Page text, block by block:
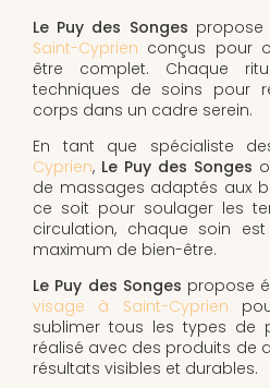
Le Puy des Songes propose
Saint-Cyprien conçus pour
être complet. Chaque
techniques de soins pour
corps dans un cadre serein.
En tant que spécialiste
Cyprien, Le Puy des Songes
de massages adaptés aux
ce soit pour soulager les
circulation, chaque soin
maximum de bien-être.
Le Puy des Songes propose
visage à Saint-Cyprien
sublimer tous les types de
réalisé avec des produits de
résultats visibles et durables.